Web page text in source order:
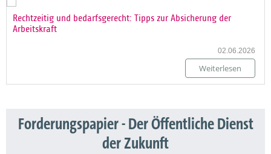
Rechtzeitig und bedarfsgerecht: Tipps zur Absicherung der
Arbeitskraft
02.06.2026
Weiterlesen
Forderungspapier - Der Öffentliche Dienst
der Zukunft